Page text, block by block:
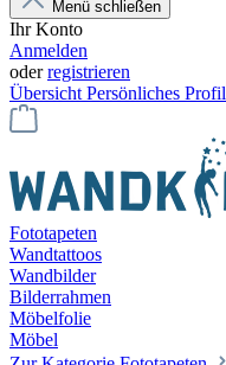
Menü schließen
Ihr Konto
Anmelden
oderregistrieren
Übersicht Persönliches Profil
Fototapeten
Wandtattoos
Wandbilder
Bilderrahmen
Möbelfolie
Möbel